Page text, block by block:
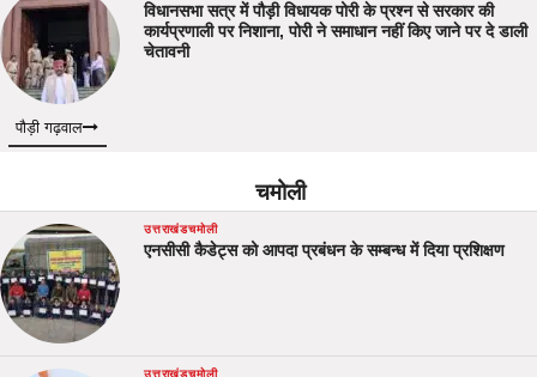
विधानसभा सत्र में पौड़ी विधायक पोरी के प्रश्न से सरकार की
कार्यप्रणाली पर निशाना, पोरी ने समाधान नहीं किए जाने पर दे डाली
चेतावनी
पौड़ी गढ़वाल
चमोली
उत्तराखंडचमोली
एनसीसी कैडेट्स को आपदा प्रबंधन के सम्बन्ध में दिया प्रशिक्षण